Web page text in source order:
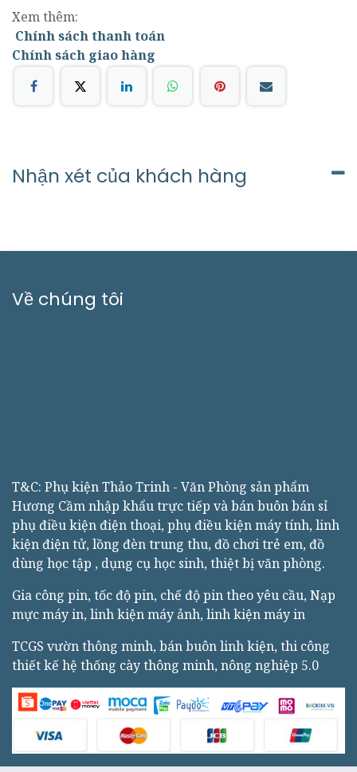
Xem thêm:
Chính sách thanh toán
Chính sách giao hàng
Nhận xét của khách hàng
Về chúng tôi
T&C: Phụ kiện Thảo Trinh - Văn Phòng sản phẩm
Hương Cầm nhập khẩu trực tiếp và bán buôn bán sỉ
phụ điều kiện điện thoại, phụ điều kiện máy tính, linh
kiện điện tử, lồng đèn trung thu, đồ chơi trẻ em, đồ
dùng học tập , dụng cụ học sinh, thiệt bị văn phòng.
Gia công pin, tốc độ pin, chế độ pin theo yêu cầu, Nạp
mực máy in, linh kiện máy ảnh, linh kiện máy in
TCGS vườn thông minh, bán buôn linh kiện, thi công
thiết kế hệ thống cày thông minh, nông nghiệp 5.0